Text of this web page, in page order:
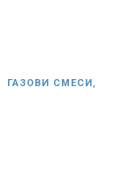
ГАЗОВИ СМЕСИ,